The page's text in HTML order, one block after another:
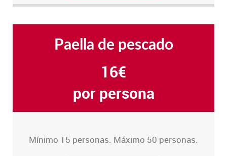
Paella de pescado
16€
por persona
Mínimo 15 personas. Máximo 50 personas.